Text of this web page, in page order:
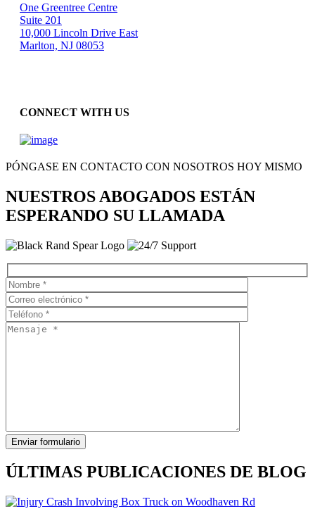
One Greentree Centre
Suite 201
10,000 Lincoln Drive East
Marlton, NJ 08053
CONNECT WITH US
PÓNGASE EN CONTACTO CON NOSOTROS HOY MISMO
NUESTROS ABOGADOS ESTÁN
ESPERANDO SU LLAMADA
ÚLTIMAS PUBLICACIONES DE BLOG